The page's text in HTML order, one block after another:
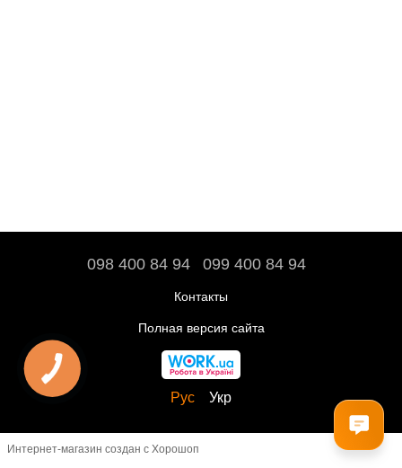
098 400 84 94‬ 099 400 84 94
Контакты
Полная версия сайта
Рус Укр
Интернет-магазин создан с Хорошоп